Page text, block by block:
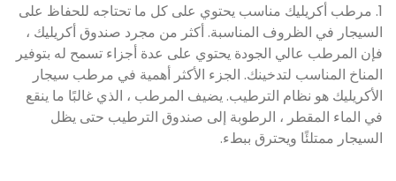
1. مرطب أكريليك مناسب يحتوي على كل ما تحتاجه للحفاظ على
السيجار في الظروف المناسبة. أكثر من مجرد صندوق أكريليك ،
فإن المرطب عالي الجودة يحتوي على عدة أجزاء تسمح له بتوفير
المناخ المناسب لتدخينك. الجزء الأكثر أهمية في مرطب سيجار
الأكريليك هو نظام الترطيب. يضيف المرطب ، الذي غالبًا ما ينقع
في الماء المقطر ، الرطوبة إلى صندوق الترطيب حتى يظل
السيجار ممتلئًا ويحترق ببطء.